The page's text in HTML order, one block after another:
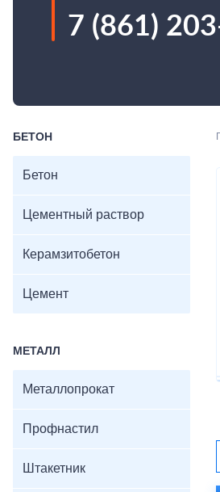
7 (861)
БЕТОН
Бетон
Цементный раствор
Керамзитобетон
Цемент
МЕТАЛЛ
Металлопрокат
Профнастил
Штакетник